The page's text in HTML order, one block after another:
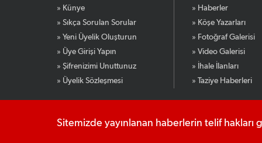
» Künye
» Sıkça Sorulan Sorular
» Yeni Üyelik Oluşturun
» Üye Girişi Yapın
» Şifrenizimi Unuttunuz
» Üyelik Sözleşmesi
» Haberler
» Köşe Yazarları
» Fotoğraf Galerisi
» Video Galerisi
» İhale İlanları
» Taziye Haberleri
Sitemizde yayınlanan haberlerin telif hakları